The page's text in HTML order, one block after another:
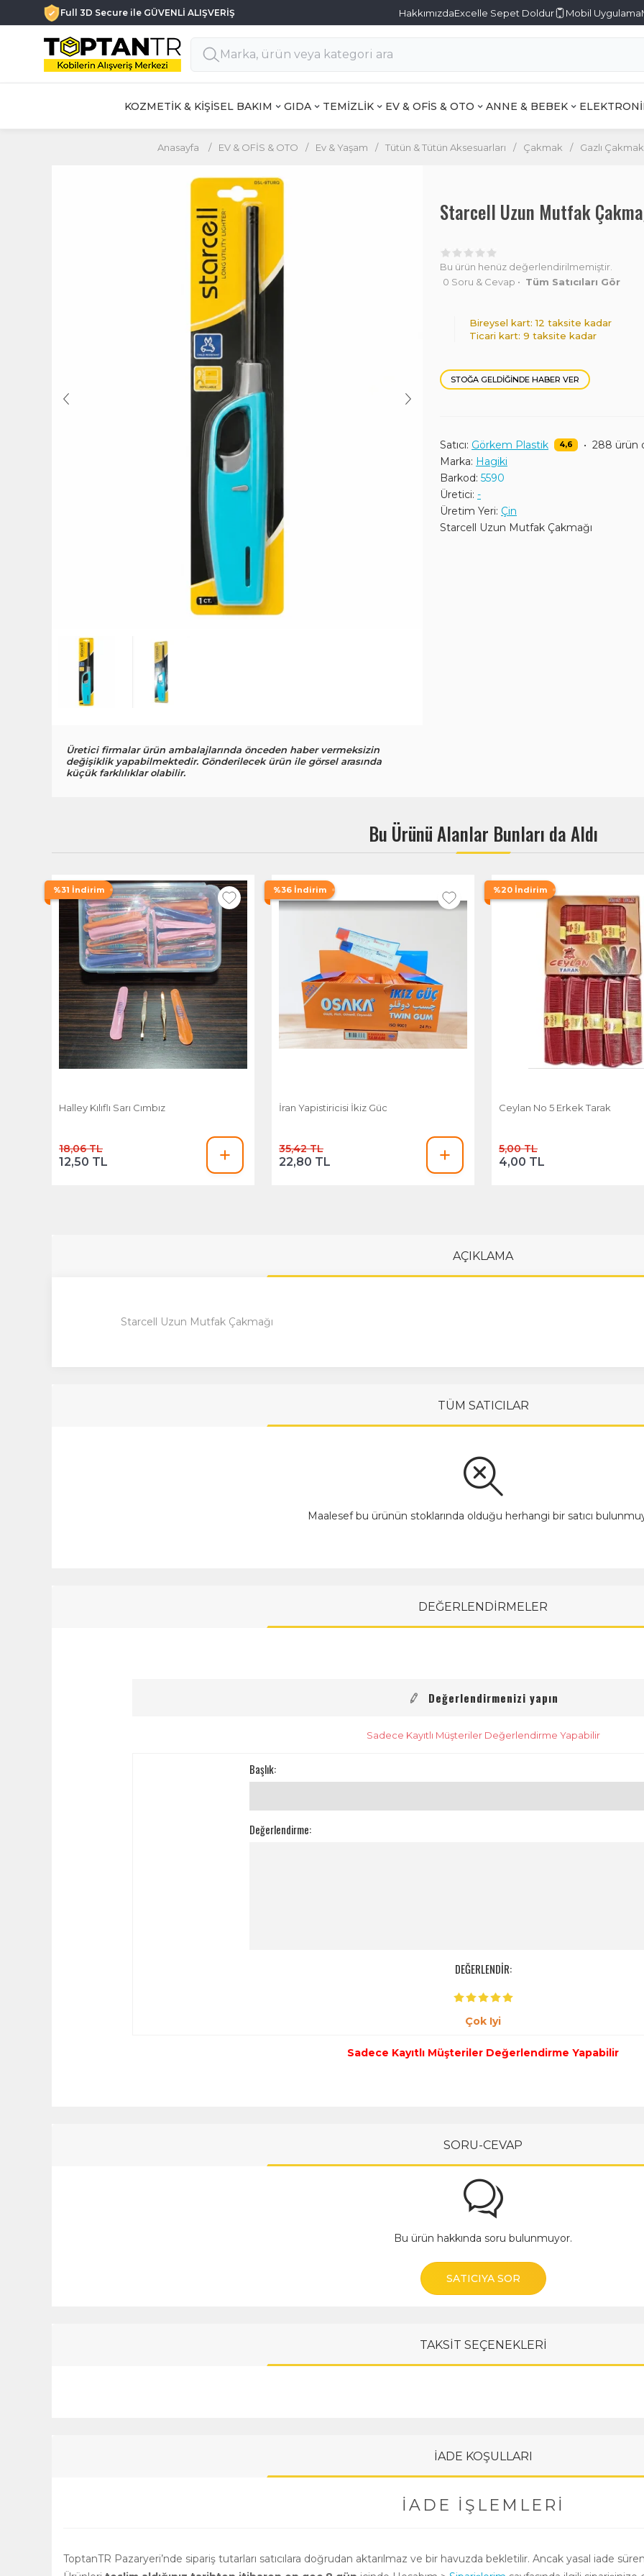
Full 3D Secure ile GÜVENLİ ALIŞVERİŞ HakkımızdaExcelle Sepet Doldur Mobil Uygulama
KOZMETİK & KİŞİSEL BAKIM GIDA TEMİZLİK EV & OFİS & OTO ANNE & BEBEK
Anasayfa / EV & OFİS & OTO / Ev & Yaşam / Tütün & Tütün Aksesuarları / Çakmak / Gazlı Çakmak
Üretici firmalar ürün ambalajlarında önceden haber vermeksizin
değişiklik yapabilmektedir. Gönderilecek ürün ile görsel arasında
küçük farklılıklar olabilir.
Starcell Uzun Mutfak
Bu ürün henüz değerlendirilmemiştir.
0 Soru & Cevap • Tüm Satıcıları Gör
Bireysel kart: 12 taksite kadar
Ticari kart: 9 taksite kadar
STOĞA GELDIĞINDE HABER VER
Satıcı: Görkem Plastik 4,6 • 288 ürün
Marka: Hagiki
Barkod: 5590
Üretici: -
Üretim Yeri: Çin
Starcell Uzun Mutfak Çakmağı
Bu Ürünü Alanlar Bunları da Aldı
%31 İndirim
Halley Kılıflı Sarı Cımbız
18,06 TL
12,50 TL
%36 İndirim
İran Yapistiricisi İkiz Güc
35,42 TL
22,80 TL
%20 İndirim
Ceylan No 5 Erkek Tarak
5,00 TL
4,00 TL
AÇIKLAMA
Starcell Uzun Mutfak Çakmağı
TÜM SATICILAR
Maalesef bu ürünün stoklarında olduğu herhangi bir satıcı
DEĞERLENDİRMELER
Değerlendirmenizi yapın
Sadece Kayıtlı Müşteriler Değerlendirme Yapabilir
Başlık:
Değerlendirme:
DEĞERLENDİR:
Çok Iyi
Sadece Kayıtlı Müşteriler Değerlendirme Yapabilir
SORU-CEVAP
Bu ürün hakkında soru bulunmuyor.
SATICIYA SOR
TAKSİT SEÇENEKLERİ
İADE KOŞULLARI
İADE İŞLEMLERI
ToptanTR Pazaryeri’nde sipariş tutarları satıcılara doğrudan aktarılmaz ve bir havuzda bekletilir. Ancak yasal iade